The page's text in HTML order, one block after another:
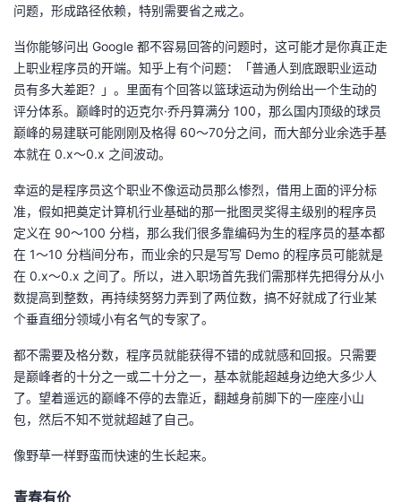
问题，形成路径依赖，特别需要省之戒之。
当你能够问出 Google 都不容易回答的问题时，这可能才是你真正走
上职业程序员的开端。知乎上有个问题：「普通人到底跟职业运动
员有多大差距？」。里面有个回答以篮球运动为例给出一个生动的
评分体系。巅峰时的迈克尔·乔丹算满分 100，那么国内顶级的球员
巅峰的易建联可能刚刚及格得 60～70分之间，而大部分业余选手基
本就在 0.x～0.x 之间波动。
幸运的是程序员这个职业不像运动员那么惨烈，借用上面的评分标
准，假如把奠定计算机行业基础的那一批图灵奖得主级别的程序员
定义在 90～100 分档，那么我们很多靠编码为生的程序员的基本都
在 1～10 分档间分布，而业余的只是写写 Demo 的程序员可能就是
在 0.x～0.x 之间了。所以，进入职场首先我们需那样先把得分从小
数提高到整数，再持续努努力弄到了两位数，搞不好就成了行业某
个垂直细分领域小有名气的专家了。
都不需要及格分数，程序员就能获得不错的成就感和回报。只需要
是巅峰者的十分之一或二十分之一，基本就能超越身边绝大多少人
了。望着遥远的巅峰不停的去靠近，翻越身前脚下的一座座小山
包，然后不知不觉就超越了自己。
像野草一样野蛮而快速的生长起来。
青春有价